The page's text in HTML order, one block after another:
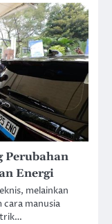
Perubahan
Energi
melainkan
cara manusia